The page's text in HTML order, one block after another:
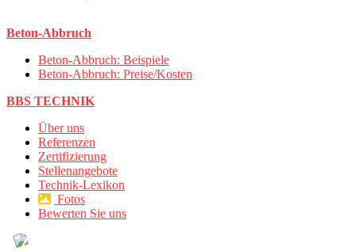
Beton-Abbruch
Beton-Abbruch: Beispiele
Beton-Abbruch: Preise/Kosten
BBS TECHNIK
Über uns
Referenzen
Zertifizierung
Stellenangebote
Technik-Lexikon
Fotos
Bewerten Sie uns